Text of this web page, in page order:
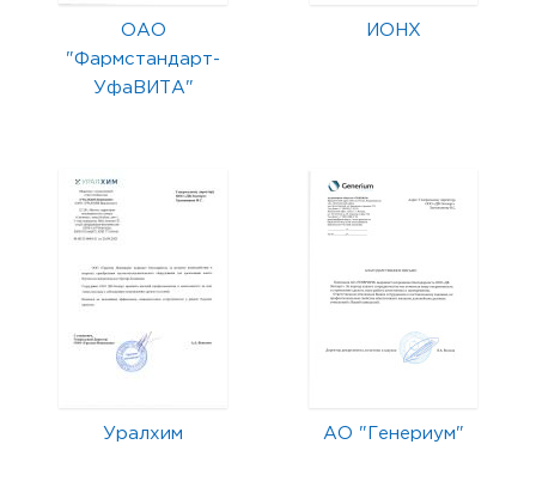
ОАО
"Фармстандарт-
УфаВИТА"
ИОНХ
Уралхим АО "Генериум"